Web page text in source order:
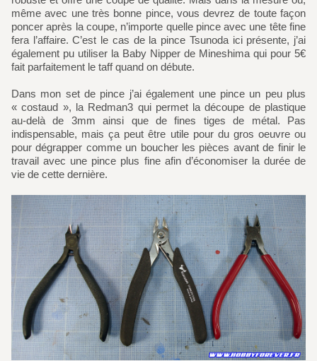
même avec une très bonne pince, vous devrez de toute façon
poncer après la coupe, n’importe quelle pince avec une tête fine
fera l’affaire. C’est le cas de la pince Tsunoda ici présente, j’ai
également pu utiliser la Baby Nipper de Mineshima qui pour 5€
fait parfaitement le taff quand on débute.
Dans mon set de pince j’ai également une pince un peu plus
« costaud », la Redman3 qui permet la découpe de plastique
au-delà de 3mm ainsi que de fines tiges de métal. Pas
indispensable, mais ça peut être utile pour du gros oeuvre ou
pour dégrapper comme un boucher les pièces avant de finir le
travail avec une pince plus fine afin d’économiser la durée de
vie de cette dernière.